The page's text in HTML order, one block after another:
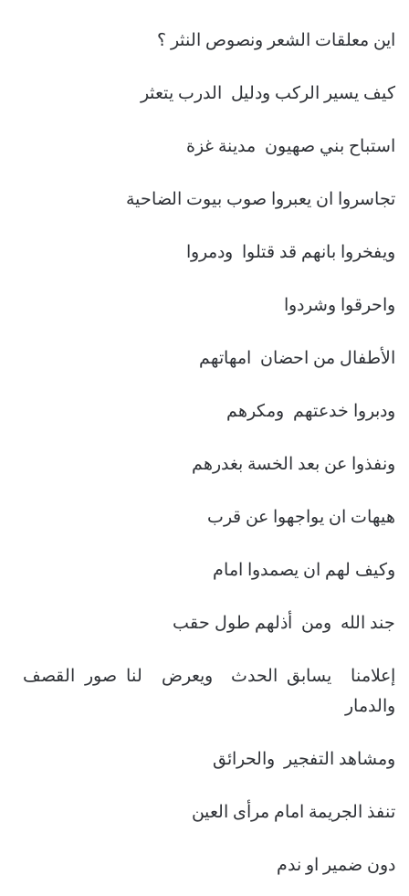
اين معلقات الشعر ونصوص النثر ؟
كيف يسير الركب ودليل الدرب يتعثر
استباح بني صهيون مدينة غزة
تجاسروا ان يعبروا صوب بيوت الضاحية
ويفخروا بانهم قد قتلوا ودمروا
واحرقوا وشردوا
الأطفال من احضان امهاتهم
ودبروا خدعتهم ومكرهم
ونفذوا عن بعد الخسة بغدرهم
هيهات ان يواجهوا عن قرب
وكيف لهم ان يصمدوا امام
جند الله ومن أذلهم طول حقب
إعلامنا يسابق الحدث ويعرض لنا صور القصف
والدمار
ومشاهد التفجير والحرائق
تنفذ الجريمة امام مرأى العين
دون ضمير او ندم